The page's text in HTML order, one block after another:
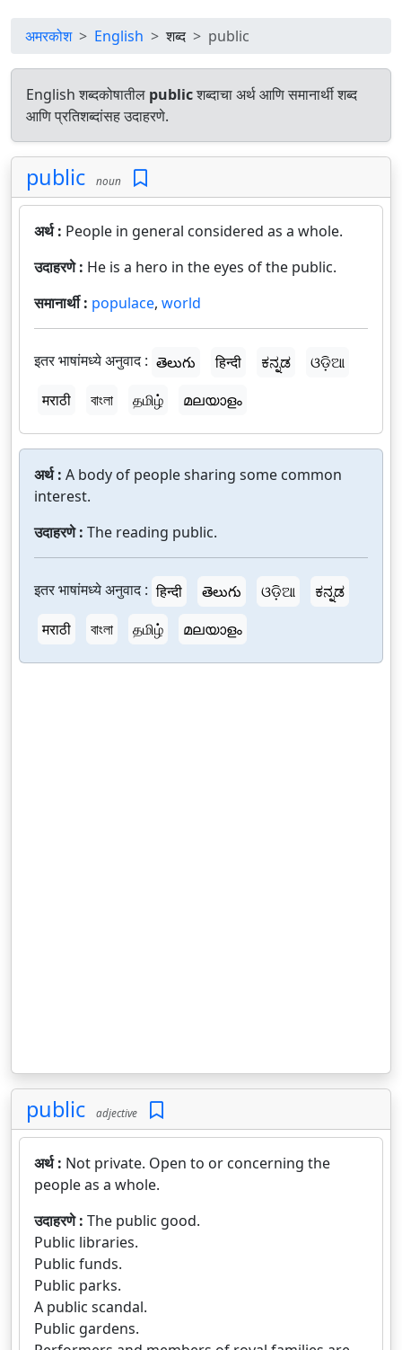
अमरकोश English शब्द public
English शब्दकोषातील publicशब्दाचा अर्थ आणि समानार्थी शब्द
आणि प्रतिशब्दांसह उदाहरणे.
public noun
अर्थ : People in general considered as a whole.
उदाहरणे : He is a hero in the eyes of the public.
समानार्थी : populace, world
इतर भाषांमध्ये अनुवाद : తెలుగు हिन्दी ಕನ್ನಡ
ଓଡ଼ିଆ
मराठी
বাংলা தமிழ் മലയാളം
अर्थ : A body of people sharing some common
interest.
उदाहरणे : The reading public.
इतर भाषांमध्ये अनुवाद : हिन्दी తెలుగు ଓଡ଼ିଆ
ಕನ್ನಡ
मराठी
বাংলা தமிழ் മലയാളം
public adjective
अर्थ : Not private. Open to or concerning the
people as a whole.
उदाहरणे : The public good.
Public libraries.
Public funds.
Public parks.
A public scandal.
Public gardens.